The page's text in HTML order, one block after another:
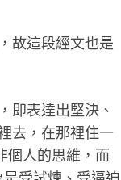
故這段經文也是
即表達出堅決、
去，在那裡住一
個人的思維，而